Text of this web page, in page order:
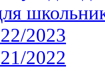
2023
2022